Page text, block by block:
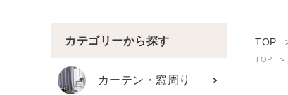
ようこそ ゲスト 様
ログイン person 新規会員登録
カテゴリーから探す
カーテン・窓周り
TOP
TOP